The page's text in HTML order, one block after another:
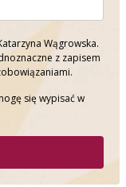
Wągrowska.
z zapisem
się wypisać w